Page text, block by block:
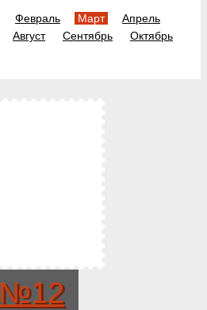
Февраль Март
Апрель
Август Сентябрь
Октябрь
№12